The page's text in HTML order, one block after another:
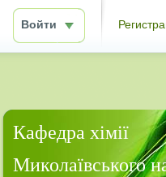
Войти
Кафедра хімії
Миколаївського